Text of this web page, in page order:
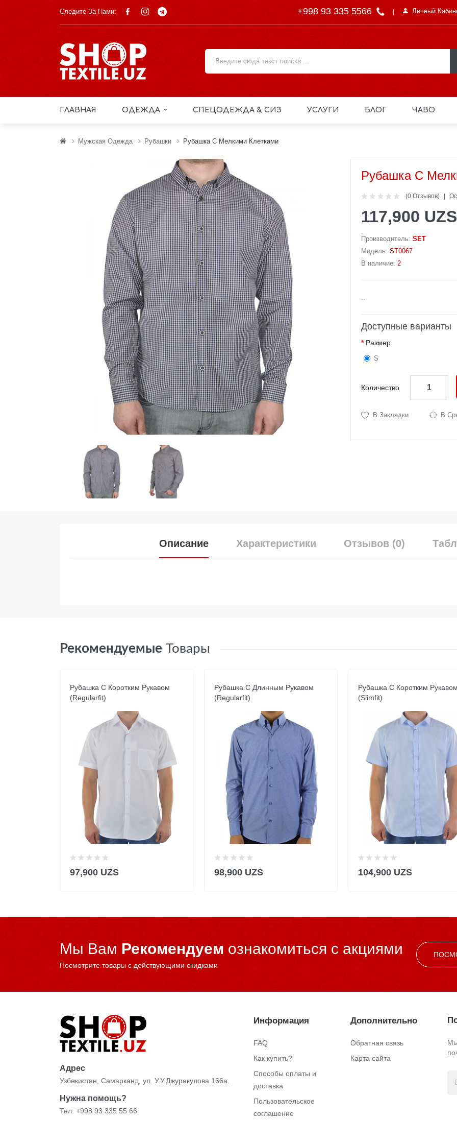
Следите За Нами: +998 93 335 5566 Личный
ГЛАВНАЯ ОДЕЖДА СПЕЦОДЕЖДА & СИЗ УСЛУГИ БЛОГ ЧАВО
Мужская Одежда Рубашки Рубашка С Мелкими Клетками
Рубашка С
(0 Отзывов)
117,900 UZS
Производитель: SET
Модель: ST0067
В наличие: 2
Доступные варианты
Размер
S
Количество
В Закладки В
Описание Характеристики Отзывов (0)
Рекомендуемые Товары
Рубашка С Коротким Рукавом
(Regularfit)
97,900 UZS
Рубашка С Длинным Рукавом
(Regularfit)
98,900 UZS
Рубашка С Коротким Рукавом
(Slimfit)
104,900 UZS
Мы Вам Рекомендуем ознакомиться c акциями
Посмотрите товары с действующими скидками
Адрес
Узбекистан, Самарканд, ул. У.У.Джуракулова 166а.
Нужна помощь?
Тел: +998 93 335 55 66
Информация
FAQ
Как купить?
Способы оплаты и
доставка
Пользовательское
соглашение
Дополнительно
Обратная связь
Карта сайта